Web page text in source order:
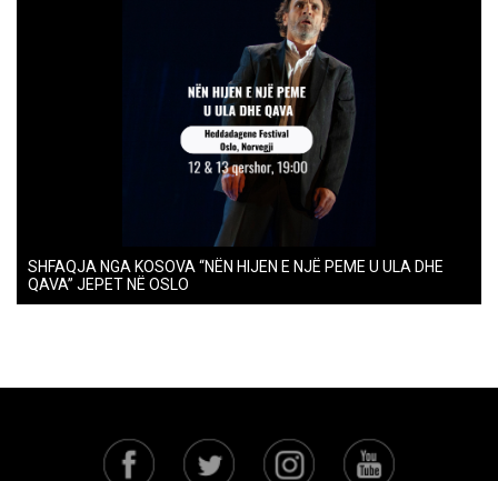
SHFAQJA NGA KOSOVA “NËN HIJEN E NJË PEME U ULA DHE
QAVA” JEPET NË OSLO